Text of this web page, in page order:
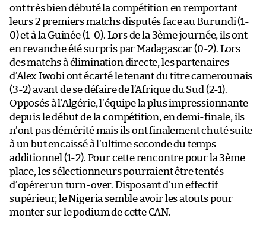
ont très bien débuté la compétition en remportant
leurs 2 premiers matchs disputés face au Burundi (1-
0) et à la Guinée (1-0). Lors de la 3ème journée, ils ont
en revanche été surpris par Madagascar (0-2). Lors
des matchs à élimination directe, les partenaires
d’Alex Iwobi ont écarté le tenant du titre camerounais
(3-2) avant de se défaire de l’Afrique du Sud (2-1).
Opposés à l’Algérie, l’équipe la plus impressionnante
depuis le début de la compétition, en demi-finale, ils
n’ont pas démérité mais ils ont finalement chuté suite
à un but encaissé à l’ultime seconde du temps
additionnel (1-2). Pour cette rencontre pour la 3ème
place, les sélectionneurs pourraient être tentés
d’opérer un turn-over. Disposant d’un effectif
supérieur, le Nigeria semble avoir les atouts pour
monter sur le podium de cette CAN.